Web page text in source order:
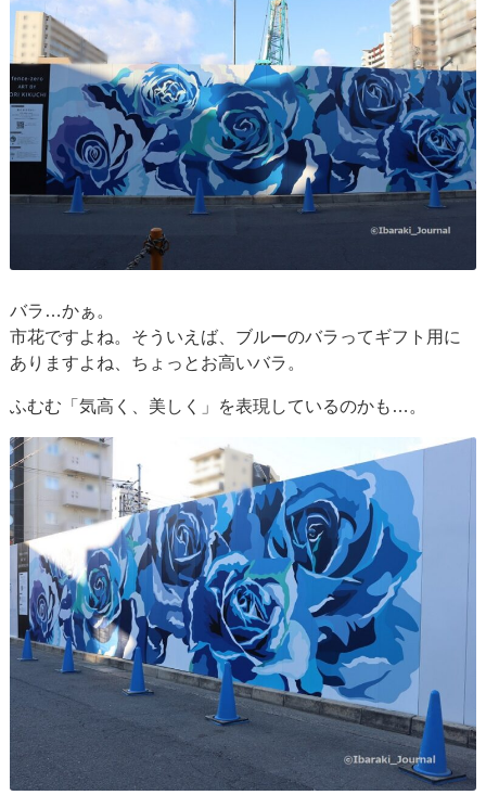
バラ…かぁ。
市花ですよね。そういえば、ブルーのバラってギフト用に
ありますよね、ちょっとお高いバラ。
ふむむ「気高く、美しく」を表現しているのかも…。